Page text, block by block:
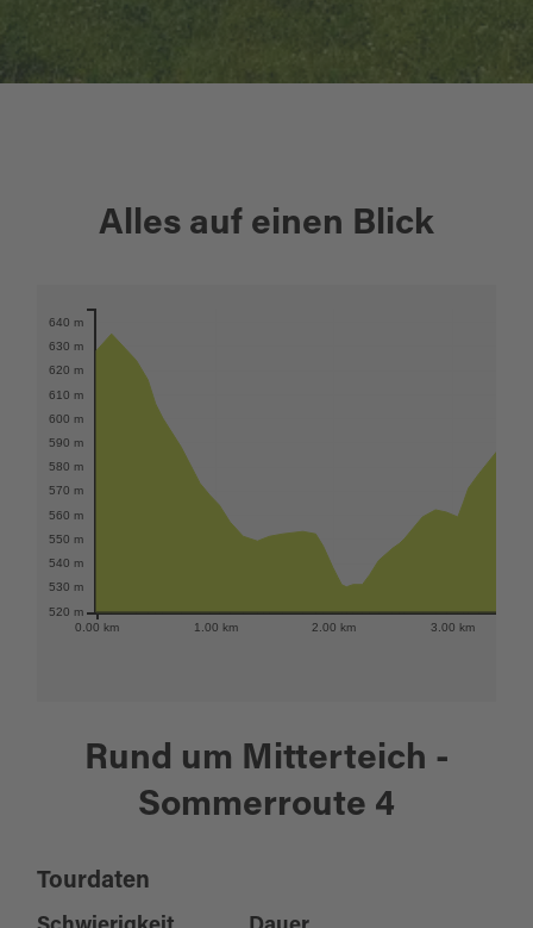
Alles auf einen Blick
0.00 km 1.00 km 2.00 km 3.00 km
520 m
530 m
540 m
550 m
560 m
570 m
580 m
590 m
600 m
610 m
620 m
630 m
640 m
Rund um Mitterteich -
Sommerroute 4
Tourdaten